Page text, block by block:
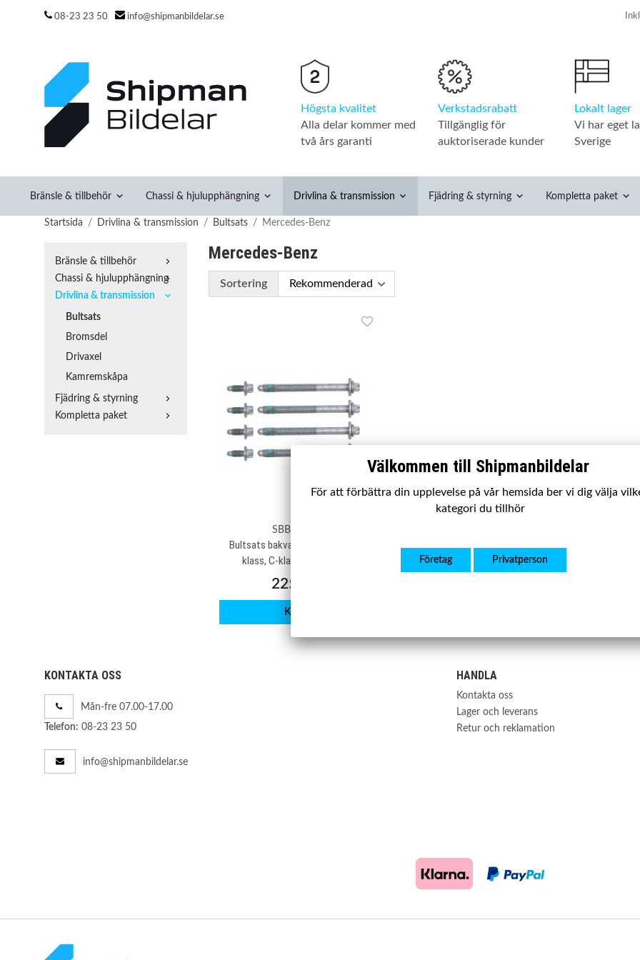
08-23 23 50 info@shipmanbildelar.se
Högsta kvalitet
Alla delar kommer med
två års garanti
Verkstadsrabatt
Tillgänglig för
auktoriserade kunder
Lokalt lager
Vi har eget
Sverige
Bränsle & tillbehör Chassi & hjulupphängning Drivlina & transmission Fjädring & styrning Kompletta paket
Startsida / Drivlina & transmission / Bultsats / Mercedes-Benz
Bränsle & tillbehör
Chassi & hjulupphängning
Drivlina & transmission
Bultsats
Bromsdel
Drivaxel
Kamremskåpa
Fjädring & styrning
Kompletta paket
Mercedes-Benz
Sortering
SBBS003
Bultsats bakvagn Mercedes E-
klass, C-klass, CLS, GLK
225 kr
Köp
KONTAKTA OSS
Mån-fre 07.00-17.00
Telefon: 08-23 23 50
info@shipmanbildelar.se
HANDLA
Kontakta oss
Lager och leverans
Retur och reklamation
Välkommen till Shipmanbildelar
För att förbättra din upplevelse på vår hemsida ber vi dig välja
kategori du tillhör
Företag Privatperson